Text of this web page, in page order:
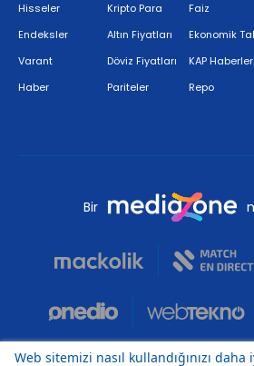
Hisseler
Endeksler
Varant
Haber
Kripto Para
Altın Fiyatları
Döviz Fiyatları
Pariteler
Faiz
Ekonomik
KAP Haberleri
Repo
Bir